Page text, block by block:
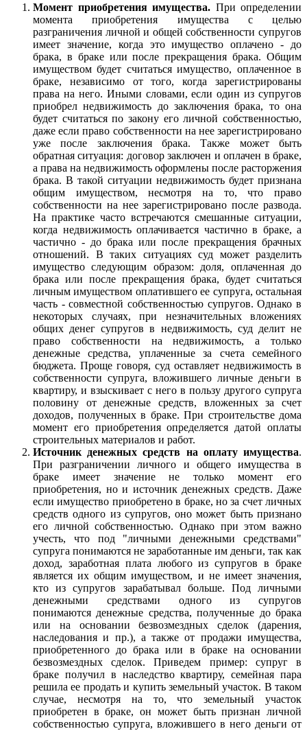
Момент приобретения имущества. При определении
момента приобретения имущества с целью
разграничения личной и общей собственности супругов
имеет значение, когда это имущество оплачено - до
брака, в браке или после прекращения брака. Общим
имуществом будет считаться имущество, оплаченное в
браке, независимо от того, когда зарегистрированы
права на него. Иными словами, если один из супругов
приобрел недвижимость до заключения брака, то она
будет считаться по закону его личной собственностью,
даже если право собственности на нее зарегистрировано
уже после заключения брака. Также может быть
обратная ситуация: договор заключен и оплачен в браке,
а права на недвижимость оформлены после расторжения
брака. В такой ситуации недвижимость будет признана
общим имуществом, несмотря на то, что право
собственности на нее зарегистрировано после развода.
На практике часто встречаются смешанные ситуации,
когда недвижимость оплачивается частично в браке, а
частично - до брака или после прекращения брачных
отношений. В таких ситуациях суд может разделить
имущество следующим образом: доля, оплаченная до
брака или после прекращения брака, будет считаться
личным имуществом оплатившего ее супруга, остальная
часть - совместной собственностью супругов. Однако в
некоторых случаях, при незначительных вложениях
общих денег супругов в недвижимость, суд делит не
право собственности на недвижимость, а только
денежные средства, уплаченные за счета семейного
бюджета. Проще говоря, суд оставляет недвижимость в
собственности супруга, вложившего личные деньги в
квартиру, и взыскивает с него в пользу другого супруга
половину от денежные средств, вложенных за счет
доходов, полученных в браке. При строительстве дома
момент его приобретения определяется датой оплаты
строительных материалов и работ.
Источник денежных средств на оплату имущества.
При разграничении личного и общего имущества в
браке имеет значение не только момент его
приобретения, но и источник денежных средств. Даже
если имущество приобретено в браке, но за счет личных
средств одного из супругов, оно может быть признано
его личной собственностью. Однако при этом важно
учесть, что под "личными денежными средствами"
супруга понимаются не заработанные им деньги, так как
доход, заработная плата любого из супругов в браке
является их общим имуществом, и не имеет значения,
кто из супругов зарабатывал больше. Под личными
денежными средствами одного из супругов
понимаются денежные средства, полученные до брака
или на основании безвозмездных сделок (дарения,
наследования и пр.), а также от продажи имущества,
приобретенного до брака или в браке на основании
безвозмездных сделок. Приведем пример: супруг в
браке получил в наследство квартиру, семейная пара
решила ее продать и купить земельный участок. В таком
случае, несмотря на то, что земельный участок
приобретен в браке, он может быть признан личной
собственностью супруга, вложившего в него деньги от